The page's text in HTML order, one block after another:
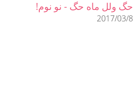
حگ ولل ماه حگ - نو نوم!
2017/03/8